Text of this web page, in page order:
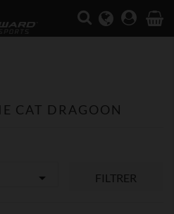
CAT DRAGOON
 FILTRER